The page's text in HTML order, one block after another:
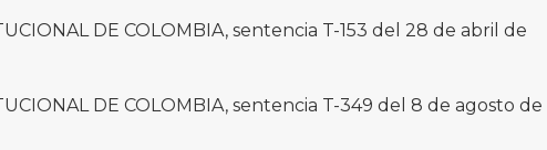
DE COLOMBIA, sentencia T-153 del 28 de abril de
DE COLOMBIA, sentencia T-349 del 8 de agosto de